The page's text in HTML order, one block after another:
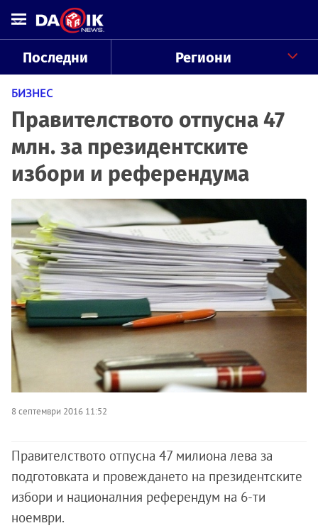
Последни Региони
БИЗНЕС
Правителството отпусна 47
млн. за президентските
избори и референдума
8 септември 2016 11:52
Правителството отпусна 47 милиона лева за
подготовката и провеждането на президентските
избори и националния референдум на 6-ти
ноември.